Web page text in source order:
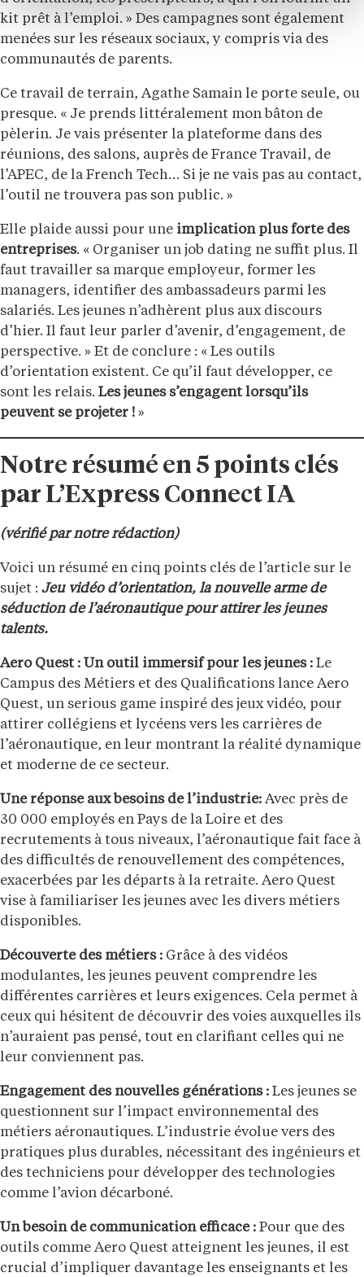
kit prêt à l’emploi. » Des campagnes sont également
menées sur les réseaux sociaux, y compris via des
communautés de parents.
Ce travail de terrain, Agathe Samain le porte seule, ou
presque. « Je prends littéralement mon bâton de
pèlerin. Je vais présenter la plateforme dans des
réunions, des salons, auprès de France Travail, de
l’APEC, de la French Tech… Si je ne vais pas au contact,
l’outil ne trouvera pas son public. »
Elle plaide aussi pour une implication plus forte des
entreprises. « Organiser un job dating ne suffit plus. Il
faut travailler sa marque employeur, former les
managers, identifier des ambassadeurs parmi les
salariés. Les jeunes n’adhèrent plus aux discours
d’hier. Il faut leur parler d’avenir, d’engagement, de
perspective. » Et de conclure : « Les outils
d’orientation existent. Ce qu’il faut développer, ce
sont les relais. Les jeunes s’engagent lorsqu’ils
peuvent se projeter ! »
Notre résumé en 5 points clés
par L’Express Connect IA
(vérifié par notre rédaction)
Voici un résumé en cinq points clés de l’article sur le
sujet : Jeu vidéo d’orientation, la nouvelle arme de
séduction de l’aéronautique pour attirer les jeunes
talents.
Aero Quest : Un outil immersif pour les jeunes : Le
Campus des Métiers et des Qualifications lance Aero
Quest, un serious game inspiré des jeux vidéo, pour
attirer collégiens et lycéens vers les carrières de
l’aéronautique, en leur montrant la réalité dynamique
et moderne de ce secteur.
Une réponse aux besoins de l’industrie: Avec près de
30 000 employés en Pays de la Loire et des
recrutements à tous niveaux, l’aéronautique fait face à
des difficultés de renouvellement des compétences,
exacerbées par les départs à la retraite. Aero Quest
vise à familiariser les jeunes avec les divers métiers
disponibles.
Découverte des métiers : Grâce à des vidéos
modulantes, les jeunes peuvent comprendre les
différentes carrières et leurs exigences. Cela permet à
ceux qui hésitent de découvrir des voies auxquelles ils
n’auraient pas pensé, tout en clarifiant celles qui ne
leur conviennent pas.
Engagement des nouvelles générations : Les jeunes se
questionnent sur l’impact environnemental des
métiers aéronautiques. L’industrie évolue vers des
pratiques plus durables, nécessitant des ingénieurs et
des techniciens pour développer des technologies
comme l’avion décarboné.
Un besoin de communication efficace : Pour que des
outils comme Aero Quest atteignent les jeunes, il est
crucial d’impliquer davantage les enseignants et les